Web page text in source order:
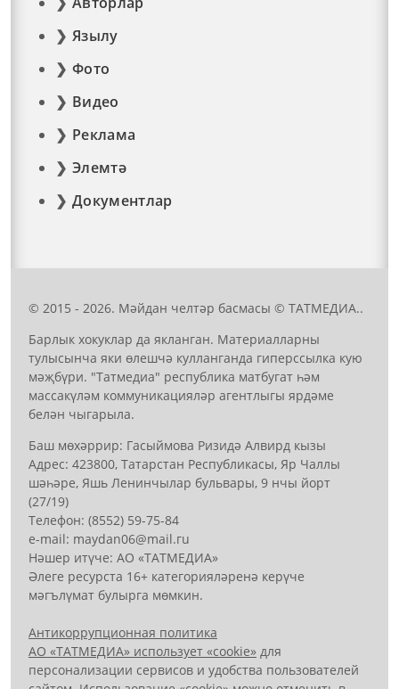
Язылу
Фото
Видео
Реклама
Элемтә
Документлар
© 2015 - 2026. Мәйдан челтәр басмасы © ТАТМЕДИА..
Барлык хокуклар да якланган. Материалларны
тулысынча яки өлешчә кулланганда гиперссылка кую
мәҗбүри. "Татмедиа" республика матбугат һәм
массакүләм коммуникацияләр агентлыгы ярдәме
белән чыгарыла.
Баш мөхәррир: Гасыймова Ризидә Алвирд кызы
Адрес: 423800, Татарстан Республикасы, Яр Чаллы
шәһәре, Яшь Ленинчылар бульвары, 9 нчы йорт
(27/19)
Телефон: (8552) 59-75-84
е-mail: mауdаn06@mail.гu
Нәшер итүче: АО «ТАТМЕДИА»
Әлеге ресурста 16+ категорияләренә керүче
мәгълүмат булырга мөмкин.
Антикоррупционная политика
АО «ТАТМЕДИА» использует «cookie» для
персонализации сервисов и удобства пользователей